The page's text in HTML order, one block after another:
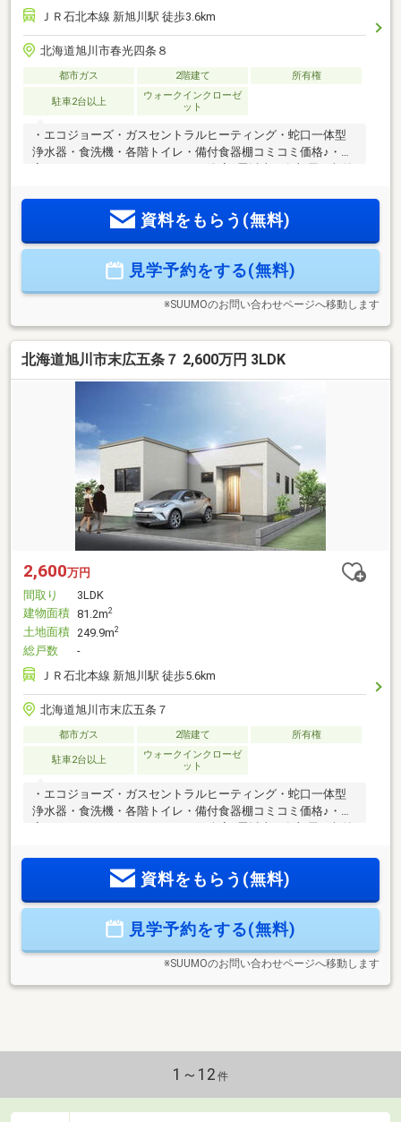
ＪＲ石北本線 新旭川駅 徒歩3.6km
北海道旭川市春光四条８
都市ガス 2階建て 所有権
駐車2台以上
ウォークインクローゼ
ット
・エコジョーズ・ガスセントラルヒーティング・蛇口一体型
浄水器・食洗機・各階トイレ・備付食器棚コミコミ価格♪・寝
専門店ライトハウス物件。・生活動線で人気の高い住みやす
さ抜群！◇見学予約（無料）ボタン、または見学カレンダー
資料をもらう(無料)
見学予約をする(無料)
※SUUMOのお問い合わせページへ移動します
北海道旭川市末広五条７ 2,600万円 3LDK
2,600万円
間取り
3LDK
建物面積 81.2m2
土地面積 249.9m2
総戸数
-
ＪＲ石北本線 新旭川駅 徒歩5.6km
北海道旭川市末広五条７
都市ガス 2階建て 所有権
駐車2台以上
ウォークインクローゼ
ット
・エコジョーズ・ガスセントラルヒーティング・蛇口一体型
浄水器・食洗機・各階トイレ・備付食器棚コミコミ価格♪・寝
専門店ライトハウス物件。・生活動線で人気の高い住みやす
さ抜群！◇見学予約（無料）ボタン、または見学カレンダー
資料をもらう(無料)
見学予約をする(無料)
※SUUMOのお問い合わせページへ移動します
1～12 件